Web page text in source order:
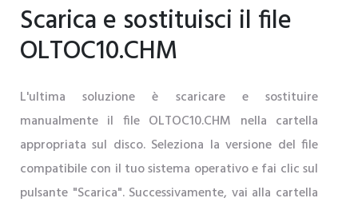
Scarica e sostituisci il file
OLTOC10.CHM
L'ultima soluzione è scaricare e sostituire
manualmente il file OLTOC10.CHM nella cartella
appropriata sul disco. Seleziona la versione del file
compatibile con il tuo sistema operativo e fai clic sul
pulsante "Scarica". Successivamente, vai alla cartella